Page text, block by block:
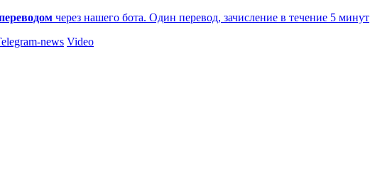
через нашего бота. Один перевод, зачисление в течение 5 минут
news Video